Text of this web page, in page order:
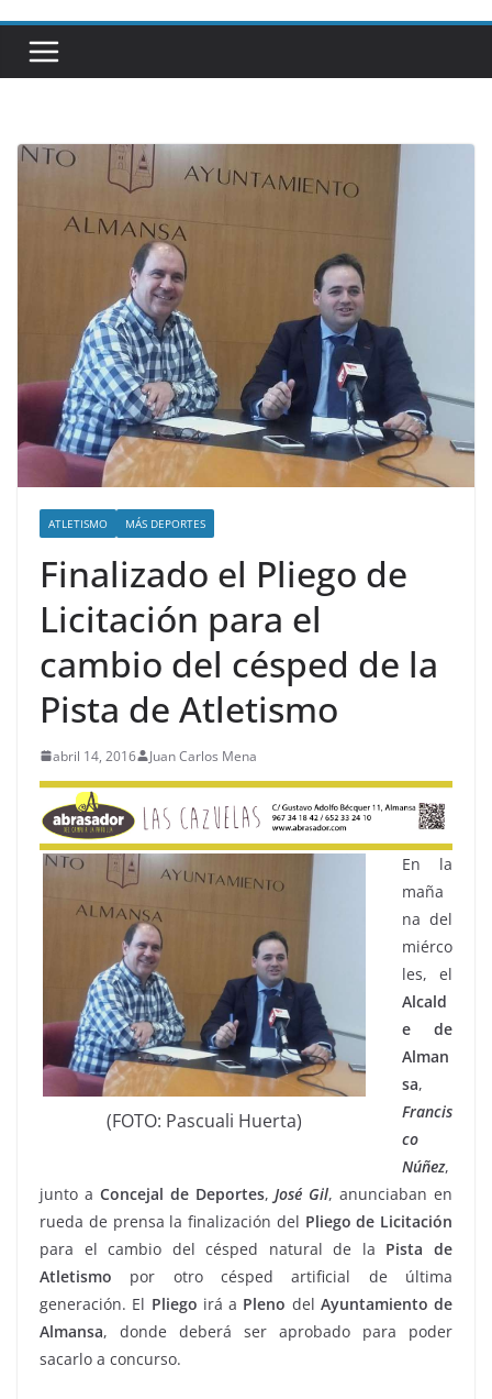
ATLETISMO MÁS DEPORTES
Finalizado el Pliego de
Licitación para el
cambio del césped de la
Pista de Atletismo
abril 14, 2016 Juan Carlos Mena
(FOTO: Pascuali Huerta)
En la
maña
na del
miérco
les, el
Alcald
e de
Alman
sa,
Francis
co
Núñez,
junto a Concejal de Deportes, José Gil, anunciaban en
rueda de prensa la finalización del Pliego de Licitación
para el cambio del césped natural de la Pista de
Atletismo por otro césped artificial de última
generación. El Pliego irá a Pleno del Ayuntamiento de
Almansa, donde deberá ser aprobado para poder
sacarlo a concurso.